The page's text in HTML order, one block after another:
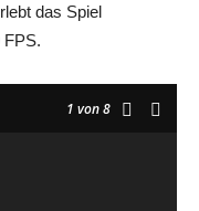
das Spiel
FPS.
1 von 8